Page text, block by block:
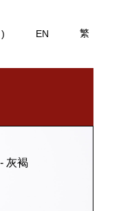
) EN 繁
灰褐